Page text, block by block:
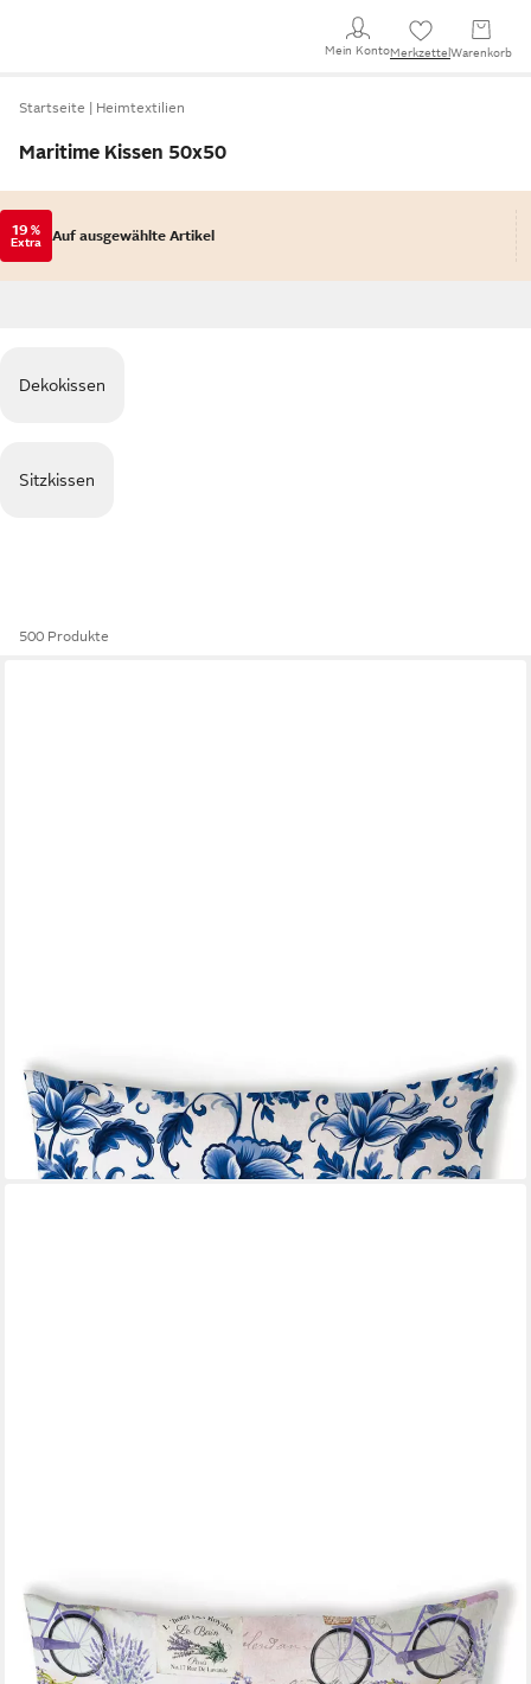
Mein KontoMerkzettel Warenkorb
Startseite Heimtextilien
Maritime Kissen 50x50
19 %
Extra Auf ausgewählte Artikel
Dekokissen
Sitzkissen
500 Produkte
Dekokissen Delft Blue florals, Dekokissen Kissenbezüge ohne
Füllung Baumwolle 40x40 cm
13,95 €
lieferbar - in 3-4 Werktagen bei dir
Dekokissen La Provence, Dekokissen Kissenbezüge ohne Füllung
Baumwolle 40x40 cm
13,95 €
lieferbar - in 3-4 Werktagen bei dir